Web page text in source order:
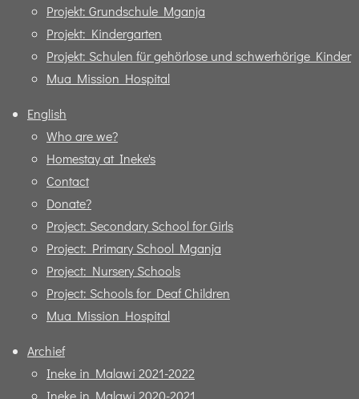
Projekt: Grundschule Mganja
Projekt: Kindergarten
Projekt: Schulen für gehörlose und schwerhörige Kinder
Mua Mission Hospital
English
Who are we?
Homestay at Ineke's
Contact
Donate?
Project: Secondary School for Girls
Project: Primary School Mganja
Project: Nursery Schools
Project: Schools for Deaf Children
Mua Mission Hospital
Archief
Ineke in Malawi 2021-2022
Ineke in Malawi 2020-2021